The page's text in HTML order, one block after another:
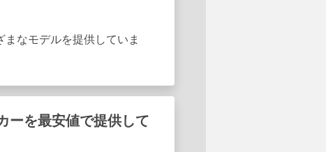
なモデルを提供していま
を最安値で提供して